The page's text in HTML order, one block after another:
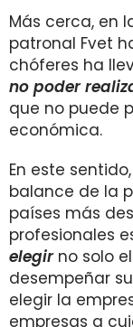
Más cerca, en
patronal Fvet
chóferes ha
no poder
que no puede
económica.
En este
balance de la
países más
profesionales
elegirno solo
desempeñar
elegir la
empresas a